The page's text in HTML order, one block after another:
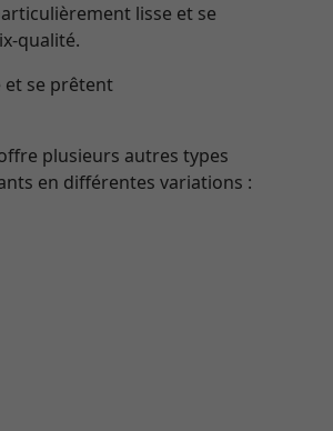
lisse et se
qualité.
et se prêtent
plusieurs autres types
en différentes variations :